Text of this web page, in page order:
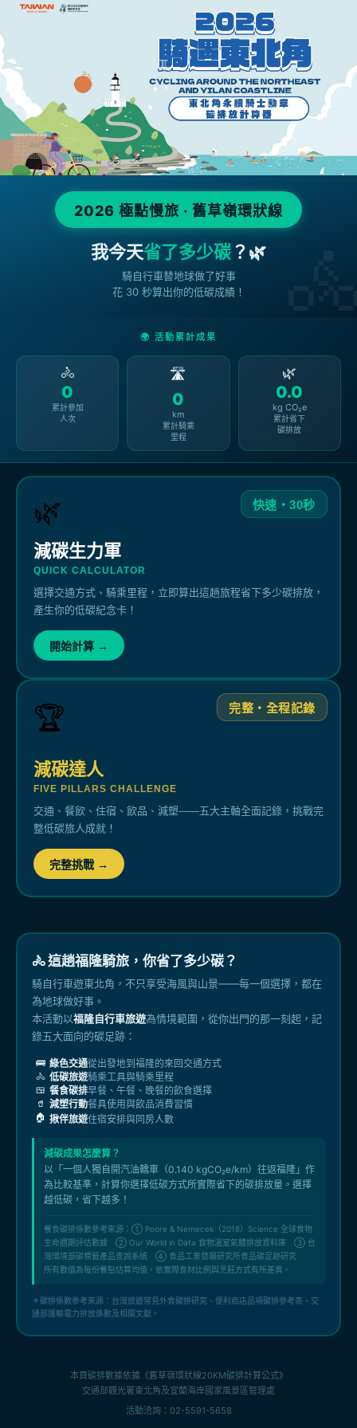
2026 極點慢旅 · 舊草嶺環狀線
我今天省了多少碳？🌿
騎自行車替地球做了好事
花 30 秒算出你的低碳成績！
🌍 活動累計成果
🚴
0
累計參加
人次
🛣️
0
km
累計騎乘
里程
🌿
0.0
kg CO₂e
累計省下
碳排放
快速・30秒
🌿
減碳生力軍
QUICK CALCULATOR
選擇交通方式、騎乘里程，立即算出這趟旅程省下多少碳排放，
產生你的低碳紀念卡！
開始計算 →
完整・全程記錄
🏆
減碳達人
FIVE PILLARS CHALLENGE
交通、餐飲、住宿、飲品、減塑——五大主軸全面記錄，挑戰完
整低碳旅人成就！
完整挑戰 →
🚴 這趟福隆騎旅，你省了多少碳？
騎自行車遊東北角，不只享受海風與山景——每一個選擇，都在
為地球做好事。
本活動以福隆自行車旅遊為情境範圍，從你出門的那一刻起，記
錄五大面向的碳足跡：
🚌 綠色交通從出發地到福隆的來回交通方式
🚴 低碳旅遊騎乘工具與騎乘里程
🍱 餐食碳排早餐、午餐、晚餐的飲食選擇
🥤 減塑行動餐具使用與飲品消費習慣
🏠 揪伴旅遊住宿安排與同房人數
減碳成果怎麼算？
以「一個人獨自開汽油轎車（0.140 kgCO₂e/km）往返福隆」作
為比較基準，計算你選擇低碳方式所實際省下的碳排放量。選擇
越低碳，省下越多！
餐食碳排係數參考來源：① Poore & Nemecek（2018）Science 全球食物
生命週期評估數據 ② Our World in Data 食物溫室氣體排放資料庫 ③ 台
灣環境部碳標籤產品查詢系統 ④ 食品工業發展研究所食品碳足跡研究
所有數值為每份餐點估算均值，依實際食材比例與烹飪方式有所差異。
＊碳排係數參考來源：台灣旅遊常見外食碳排研究、便利商店品項碳排參考表、交
通部運輸電力排放係數及相關文獻。
本頁碳排數據依據《舊草嶺環狀線20KM碳排計算公式》
交通部觀光署東北角及宜蘭海岸國家風景區管理處
活動洽詢：02-5591-5658